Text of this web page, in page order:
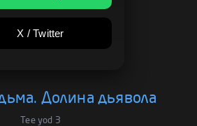
X / Twitter
Долина дьявола
Tee yod 3